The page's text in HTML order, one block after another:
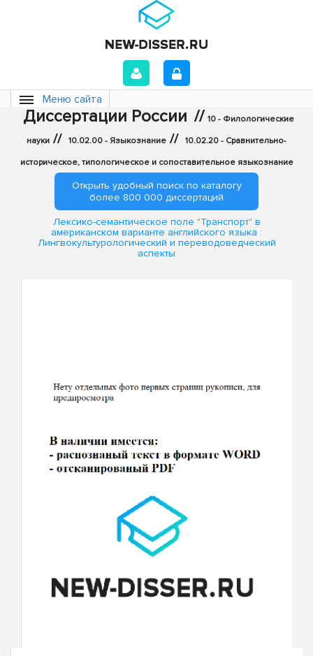
Меню сайта
Диссертации России // 10 - Филологические
науки // 10.02.00 - Языкознание // 10.02.20 - Сравнительно-
историческое, типологическое и сопоставительное языкознание
Открыть удобный поиск по каталогу
более 800 000 диссертаций
Лексико-семантическое поле "Транспорт" в
американском варианте английского языка :
Лингвокультурологический и переводоведческий
аспекты